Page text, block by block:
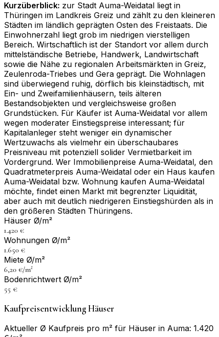
Kurzüberblick: zur Stadt Auma-Weidatal liegt in
Thüringen im Landkreis Greiz und zählt zu den kleineren
Städten im ländlich geprägten Osten des Freistaats. Die
Einwohnerzahl liegt grob im niedrigen vierstelligen
Bereich. Wirtschaftlich ist der Standort vor allem durch
mittelständische Betriebe, Handwerk, Landwirtschaft
sowie die Nähe zu regionalen Arbeitsmärkten in Greiz,
Zeulenroda-Triebes und Gera geprägt. Die Wohnlagen
sind überwiegend ruhig, dörflich bis kleinstädtisch, mit
Ein- und Zweifamilienhäusern, teils älteren
Bestandsobjekten und vergleichsweise großen
Grundstücken. Für Käufer ist Auma-Weidatal vor allem
wegen moderater Einstiegspreise interessant; für
Kapitalanleger steht weniger ein dynamischer
Wertzuwachs als vielmehr ein überschaubares
Preisniveau mit potenziell solider Vermietbarkeit im
Vordergrund. Wer Immobilienpreise Auma-Weidatal, den
Quadratmeterpreis Auma-Weidatal oder ein Haus kaufen
Auma-Weidatal bzw. Wohnung kaufen Auma-Weidatal
möchte, findet einen Markt mit begrenzter Liquidität,
aber auch mit deutlich niedrigeren Einstiegshürden als in
den größeren Städten Thüringens.
Häuser Ø/m²
1.420 €
Wohnungen Ø/m²
1.650 €
Miete Ø/m²
6,20 €/m²
Bodenrichtwert Ø/m²
55 €
Kaufpreisentwicklung Häuser
Aktueller Ø Kaufpreis pro m² für Häuser in Auma: 1.420